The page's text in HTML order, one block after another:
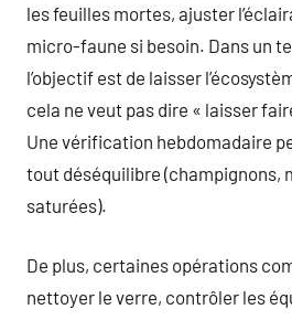
les feuilles mortes, ajuster
micro-faune si besoin. Dans un
l’objectif est de laisser
cela ne veut pas dire « laisser
Une vérification hebdomadaire
tout déséquilibre (champignons,
saturées).
De plus, certaines opérations
nettoyer le verre, contrôler les